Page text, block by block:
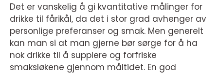
Det er vanskelig å gi kvantitative målinger for
drikke til fårikål, da det i stor grad avhenger av
personlige preferanser og smak. Men generelt
kan man si at man gjerne bør sørge for å ha
nok drikke til å supplere og forfriske
smaksløkene gjennom måltidet. En god